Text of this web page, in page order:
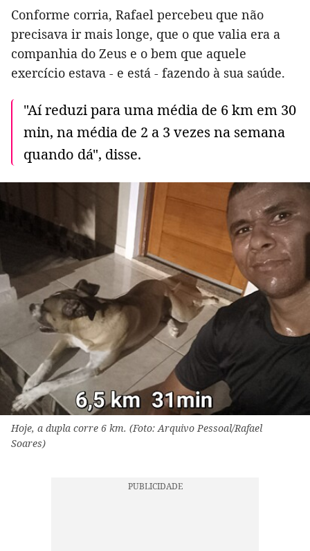
Conforme corria, Rafael percebeu que não
precisava ir mais longe, que o que valia era a
companhia do Zeus e o bem que aquele
exercício estava - e está - fazendo à sua saúde.
"Aí reduzi para uma média de 6 km em 30
min, na média de 2 a 3 vezes na semana
quando dá", disse.
Hoje, a dupla corre 6 km. (Foto: Arquivo Pessoal/Rafael
Soares)